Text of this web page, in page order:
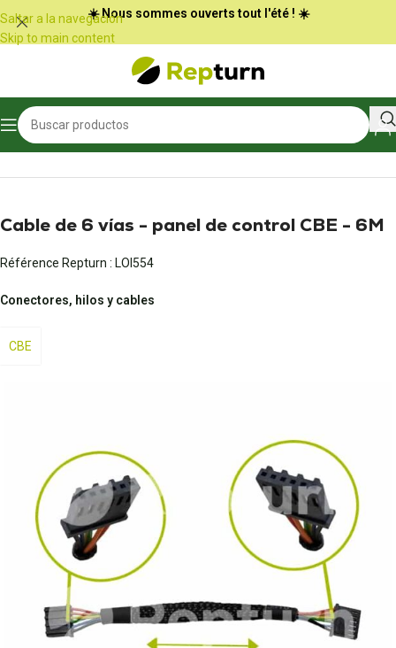
Panel de gestión de cookies
Saltar a la navegación
Skip to main content
☀️ Nous sommes ouverts tout l'été ! ☀️
Inicio/Autocaravanas y furgonetas
Cable de 6 vías - panel de control CBE - 6M
Référence Repturn : LOI554
Conectores, hilos y cables
CBE